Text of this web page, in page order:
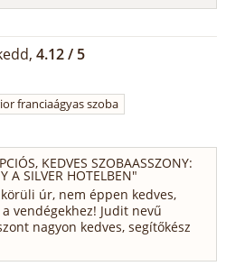
4.12 / 5
franciaágyas szoba
KEDVES SZOBAASSZONY:
A SILVER HOTELBEN"
úr, nem éppen kedves,
vendégekhez! Judit nevű
nagyon kedves, segítőkész